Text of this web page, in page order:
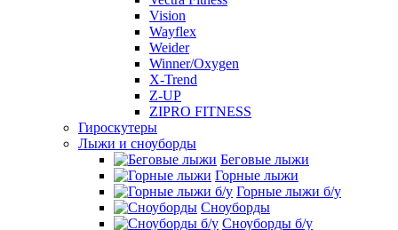
Vision
Wayflex
Weider
Winner/Oxygen
X-Trend
Z-UP
ZIPRO FITNESS
Гироскутеры
Лыжи и сноуборды
Беговые лыжи
Горные лыжи
Горные лыжи б/у
Сноуборды
Сноуборды б/у